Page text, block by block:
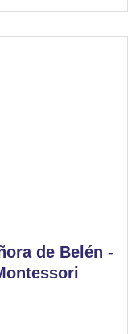
de Belén -